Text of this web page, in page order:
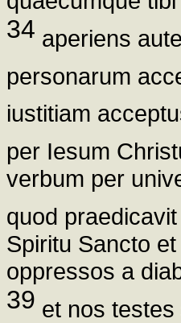
34 aperiens
personarum
iustitiam
per Iesum
verbum per
quod
Spiritu Sancto
oppressos a
39 et nos